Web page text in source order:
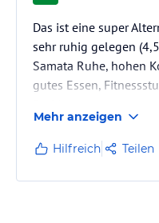
Das ist eine super
sehr ruhig gelegen
Samata Ruhe, hohen
gutes Essen,
Wir kommen bestimmt
Mehr anzeigen
Hilfreich Teilen